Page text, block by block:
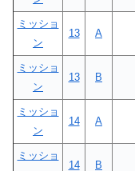
ミッショ
ン
13 A
ミッショ
ン
13 B
ミッショ
ン
14 A
ミッショ
14 B